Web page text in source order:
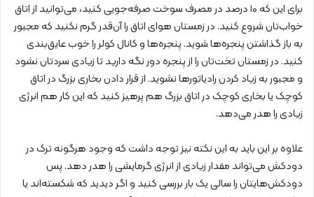
برای این که ۱۰ درصد در مصرف سوخت صرفه‌جویی کنید، می‌توانید از اتاق
خواب‌تان شروع کنید. در زمستان هوای اتاق را آن‌قدر گرم نکنید که مجبور
به باز گذاشتن پنجره‌ها شوید. پنجره‌ها و کانال کولر را خوب عایق‌بندی
کنید. در زمستان تخت‌تان را از پنجره دور نگه دارید تا زیادی سردتان نشود
و مجبور به زیاد کردن رادیاتورها نشوید. از قرار دادن بخاری بزرگ در اتاق
کوچک یا بخاری کوچک در اتاق بزرگ هم پرهیز کنید که این کار هم انرژی
زیادی را هدر می‌دهد.
علاوه بر این باید به این نکته نیز توجه داشت که وجود هرگونه ترک در
دودکش می‌تواند مقدار زیادی از انرژی گرمایشی را هدر دهد. پس
دودکش‌هایتان را سالی یک بار بررسی کنید و اگر دیدید که شکسته‌اند یا